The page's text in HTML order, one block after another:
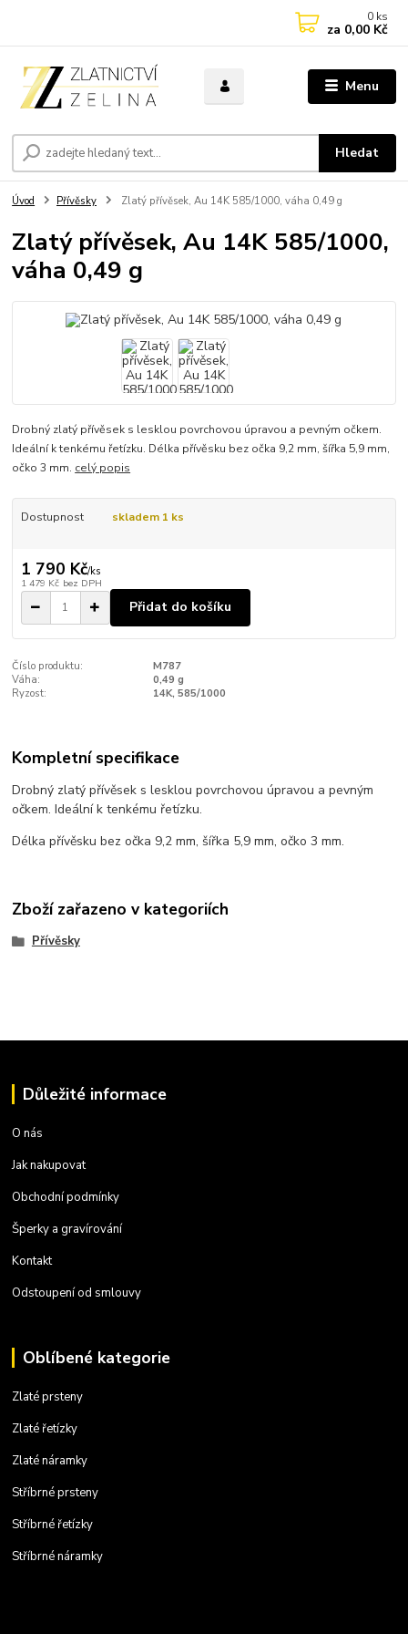
Menu
Hledat
0 ks
za 0,00 Kč
Úvod Přívěsky Zlatý přívěsek, Au 14K 585/1000, váha 0,49 g
Zlatý přívěsek, Au 14K 585/1000,
váha 0,49 g
Drobný zlatý přívěsek s lesklou povrchovou úpravou a pevným očkem.
Ideální k tenkému řetízku. Délka přívěsku bez očka 9,2 mm, šířka 5,9 mm,
očko 3 mm. celý popis
Dostupnost skladem 1 ks
1 790 Kč/ks
1 479 Kč bez DPH
Přidat do košíku
Číslo produktu:
M787
Váha:
0,49 g
Ryzost:
14K, 585/1000
Kompletní specifikace
Drobný zlatý přívěsek s lesklou povrchovou úpravou a pevným
očkem. Ideální k tenkému řetízku.
Délka přívěsku bez očka 9,2 mm, šířka 5,9 mm, očko 3 mm.
Zboží zařazeno v kategoriích
Přívěsky
Důležité informace
O nás
Jak nakupovat
Obchodní podmínky
Šperky a gravírování
Kontakt
Odstoupení od smlouvy
Oblíbené kategorie
Zlaté prsteny
Zlaté řetízky
Zlaté náramky
Stříbrné prsteny
Stříbrné řetízky
Stříbrné náramky